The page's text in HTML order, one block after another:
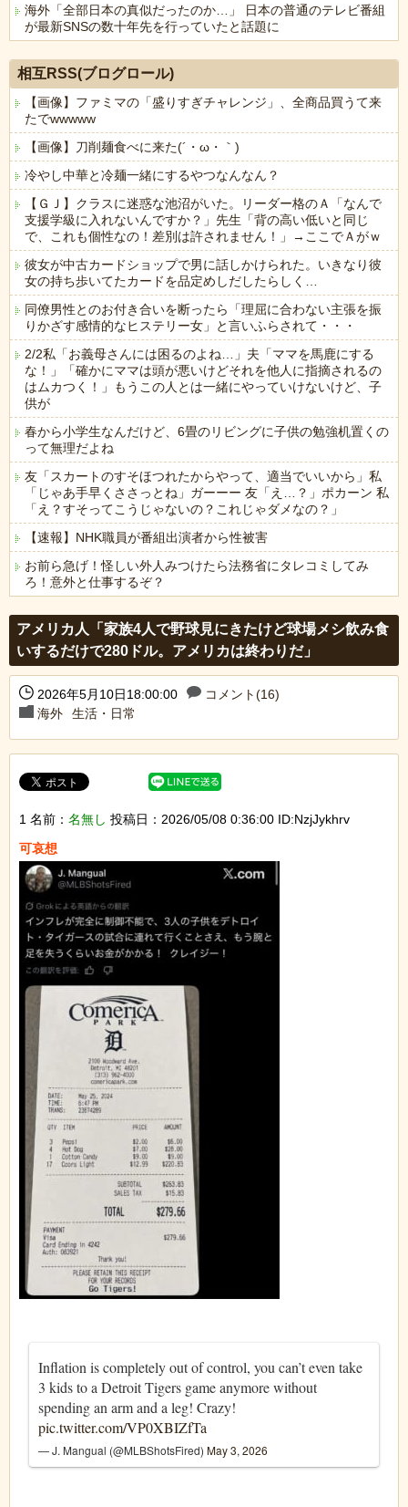
海外「全部日本の真似だったのか…」 日本の普通のテレビ番組
が最新SNSの数十年先を行っていたと話題に
相互RSS(ブログロール)
【画像】ファミマの「盛りすぎチャレンジ」、全商品買うて来
たでwwwww
【画像】刀削麺食べに来た(´・ω・｀)
冷やし中華と冷麺一緒にするやつなんなん？
【ＧＪ】クラスに迷惑な池沼がいた。リーダー格のＡ「なんで
支援学級に入れないんですか？」先生「背の高い低いと同じ
で、これも個性なの！差別は許されません！」→ここでＡがｗ
彼女が中古カードショップで男に話しかけられた。いきなり彼
女の持ち歩いてたカードを品定めしだしたらしく…
同僚男性とのお付き合いを断ったら「理屈に合わない主張を振
りかざす感情的なヒステリー女」と言いふらされて・・・
2/2私「お義母さんには困るのよね…」夫「ママを馬鹿にする
な！」「確かにママは頭が悪いけどそれを他人に指摘されるの
はムカつく！」もうこの人とは一緒にやっていけないけど、子
供が
春から小学生なんだけど、6畳のリビングに子供の勉強机置くの
って無理だよね
友「スカートのすそほつれたからやって、適当でいいから」私
「じゃあ手早くささっとね」ガーーー 友「え…？」ポカーン 私
「え？すそってこうじゃないの？これじゃダメなの？」
【速報】NHK職員が番組出演者から性被害
お前ら急げ！怪しい外人みつけたら法務省にタレコミしてみ
ろ！意外と仕事するぞ？
アメリカ人「家族4人で野球見にきたけど球場メシ飲み食
いするだけで280ドル。アメリカは終わりだ」
2026年5月10日18:00:00
コメント(16)
海外
生活・日常
1 名前： 名無し 投稿日：2026/05/08 0:36:00 ID:NzjJykhrv
Inflation is completely out of control, you can’t even take
3 kids to a Detroit Tigers game anymore without
spending an arm and a leg! Crazy!
pic.twitter.com/VP0XBIZfTa
— J. Mangual (@MLBShotsFired) May 3, 2026